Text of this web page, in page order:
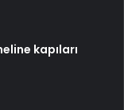
kapıları